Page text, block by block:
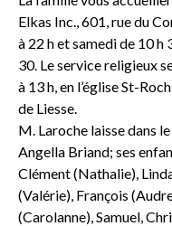
Elkas Inc., 601, rue du
à 22 h et samedi de 10 h
30. Le service religieux
à 13 h, en l’église St-
de Liesse.
M. Laroche laisse dans
Angella Briand; ses
Clément (Nathalie),
(Valérie), François
(Carolanne), Samuel,